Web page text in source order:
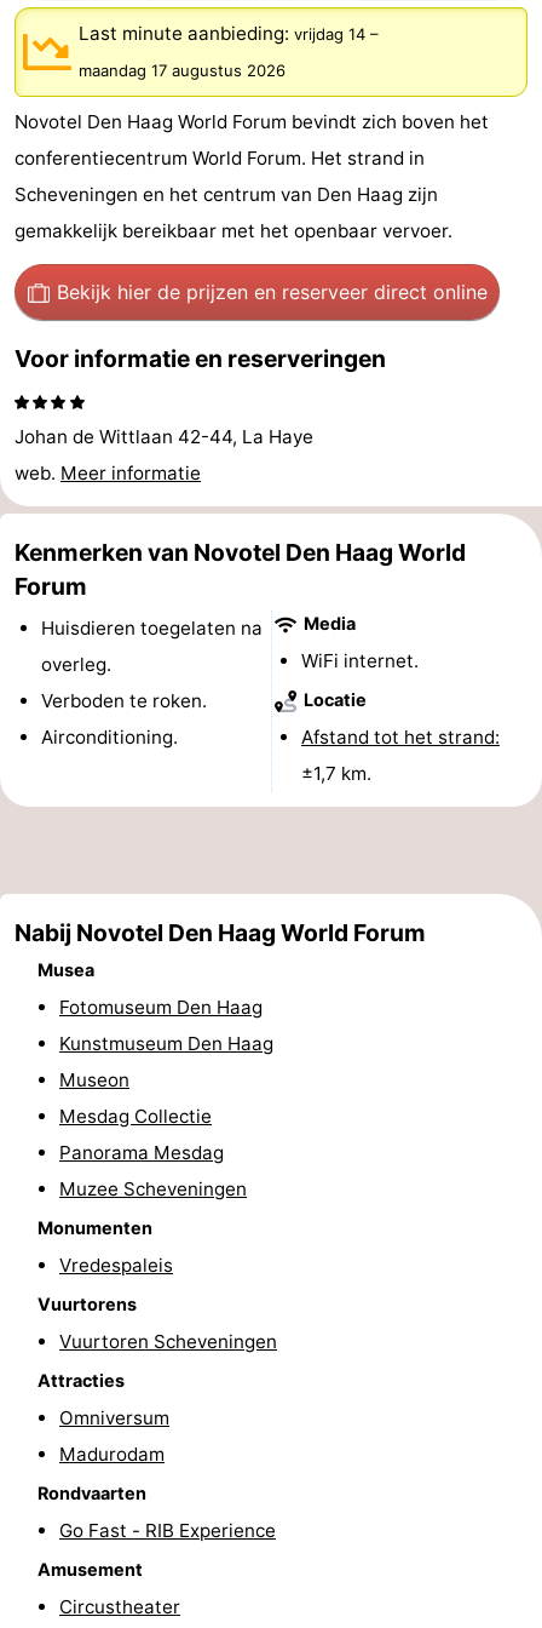
Vakantiehuizen
Kijkduin
Last
minutes
Strand
Zien
&
doen
Bezienswaardigheden
-
Musea
-
Monumenten
-
Uitkijkpunten
Attracties
-
Rondvaarten
Amusement
-
&
Natuur
Sporten
Fietsen
Golfbanen
drinken
Evenementen
Praktisch
Forum
Route
Parkeren
Reisboekenwinkel
Last minute aanbieding: vrijdag 14 –
maandag 17 augustus 2026
Novotel Den Haag World Forum bevindt zich boven het
conferentiecentrum World Forum. Het strand in
Scheveningen en het centrum van Den Haag zijn
gemakkelijk bereikbaar met het openbaar vervoer.
Bekijk hier de prijzen en reserveer direct online
Voor informatie en reserveringen
Johan de Wittlaan 42-44, La Haye
web. Meer informatie
Kenmerken van Novotel Den Haag World
Forum
Huisdieren toegelaten na
overleg.
Verboden te roken.
Airconditioning.
Media
WiFi internet.
Locatie
Afstand tot het strand:
±1,7 km.
Nabij Novotel Den Haag World Forum
Musea
Fotomuseum Den Haag
Kunstmuseum Den Haag
Museon
Mesdag Collectie
Panorama Mesdag
Muzee Scheveningen
Monumenten
Vredespaleis
Vuurtorens
Vuurtoren Scheveningen
Attracties
Omniversum
Madurodam
Rondvaarten
Go Fast - RIB Experience
Amusement
Circustheater